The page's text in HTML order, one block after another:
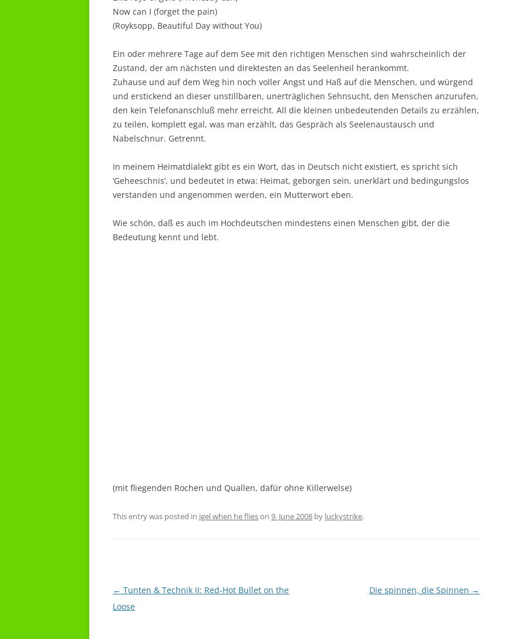
Now can I (forget the pain)
(Royksopp, Beautiful Day without You)
Ein oder mehrere Tage auf dem See mit den richtigen Menschen sind wahrscheinlich der
Zustand, der am nächsten und direktesten an das Seelenheil herankommt.
Zuhause und auf dem Weg hin noch voller Angst und Haß auf die Menschen, und würgend
und erstickend an dieser unstillbaren, unerträglichen Sehnsucht, den Menschen anzurufen,
den kein Telefonanschluß mehr erreicht. All die kleinen unbedeutenden Details zu erzählen,
zu teilen, komplett egal, was man erzählt, das Gespräch als Seelenaustausch und
Nabelschnur. Getrennt.
In meinem Heimatdialekt gibt es ein Wort, das in Deutsch nicht existiert, es spricht sich
‘Geheeschnis’, und bedeutet in etwa: Heimat, geborgen sein, unerklärt und bedingungslos
verstanden und angenommen werden, ein Mutterwort eben.
Wie schön, daß es auch im Hochdeutschen mindestens einen Menschen gibt, der die
Bedeutung kennt und lebt.
(mit fliegenden Rochen und Quallen, dafür ohne Killerwelse)
This entry was posted in igel when he flieson 9. June 2008 by luckystrike.
Post
navigation
← Tunten & Technik II: Red-Hot Bullet on the
Loose
Die spinnen, die Spinnen →